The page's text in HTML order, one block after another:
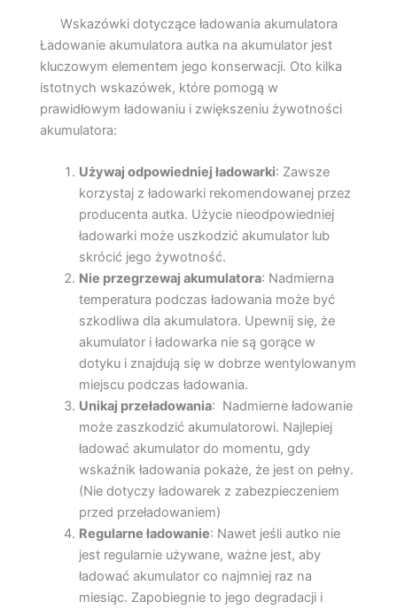
Wskazówki dotyczące ładowania akumulatora
Ładowanie akumulatora autka na akumulator jest
kluczowym elementem jego konserwacji. Oto kilka
istotnych wskazówek, które pomogą w
prawidłowym ładowaniu i zwiększeniu żywotności
akumulatora:
Używaj odpowiedniej ładowarki: Zawsze
korzystaj z ładowarki rekomendowanej przez
producenta autka. Użycie nieodpowiedniej
ładowarki może uszkodzić akumulator lub
skrócić jego żywotność.
Nie przegrzewaj akumulatora: Nadmierna
temperatura podczas ładowania może być
szkodliwa dla akumulatora. Upewnij się, że
akumulator i ładowarka nie są gorące w
dotyku i znajdują się w dobrze wentylowanym
miejscu podczas ładowania.
Unikaj przeładowania: Nadmierne ładowanie
może zaszkodzić akumulatorowi. Najlepiej
ładować akumulator do momentu, gdy
wskaźnik ładowania pokaże, że jest on pełny.
(Nie dotyczy ładowarek z zabezpieczeniem
przed przeładowaniem)
Regularne ładowanie: Nawet jeśli autko nie
jest regularnie używane, ważne jest, aby
ładować akumulator co najmniej raz na
miesiąc. Zapobiegnie to jego degradacji i